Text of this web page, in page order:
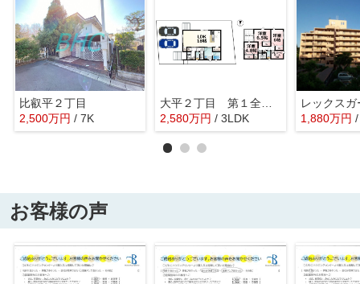
比叡平２丁目
2,500万円 / 7K
大平２丁目 第１全３棟３号棟
2,580万円 / 3LDK 1,880万円
お客様の声